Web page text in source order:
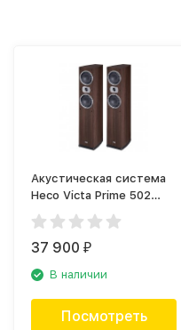
Акустическая система
Heco Victa Prime 502
Espresso (пара)
37 900₽
В наличии
Посмотреть